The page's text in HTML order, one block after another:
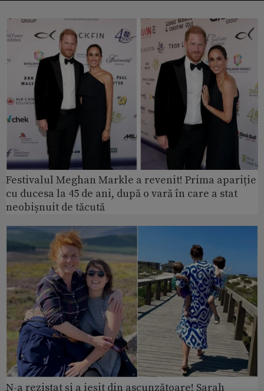
Festivalul Meghan Markle a revenit! Prima apariție
cu ducesa la 45 de ani, după o vară în care a stat
neobișnuit de tăcută
N-a rezistat și a ieșit din ascunzătoare! Sarah